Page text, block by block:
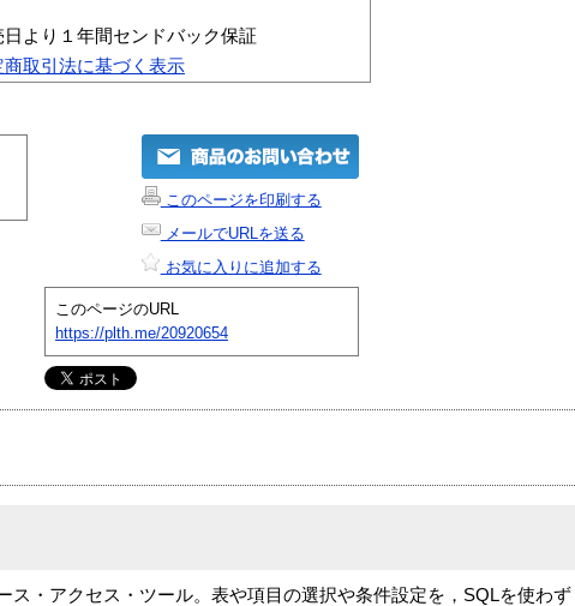
日より１年間センドバック保証
商取引法に基づく表示
このページを印刷する
メールでURLを送る
お気に入りに追加する
このページのURL
https://plth.me/20920654
・アクセス・ツール。表や項目の選択や条件設定を，SQLを使わず